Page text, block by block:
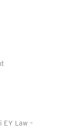
EY Law –